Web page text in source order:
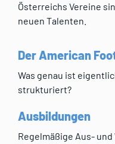
Österreichs Vereine
neuen Talenten.
Der American
Was genau ist
strukturiert?
Ausbildungen
Regelmäßige Aus-